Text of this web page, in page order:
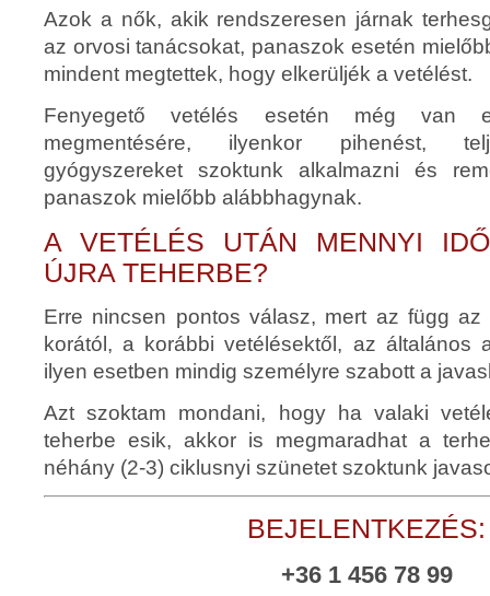
Azok a nők, akik rendszeresen járnak
az orvosi tanácsokat, panaszok esetén
mindent megtettek, hogy elkerüljék a vetélést.
Fenyegető vetélés esetén még van
megmentésére, ilyenkor pihenést,
gyógyszereket szoktunk alkalmazni és
panaszok mielőbb alábbhagynak.
A VETÉLÉS UTÁN MENNYI
ÚJRA TEHERBE?
Erre nincsen pontos válasz, mert az függ az
korától, a korábbi vetélésektől, az általános
ilyen esetben mindig személyre szabott a
Azt szoktam mondani, hogy ha valaki
teherbe esik, akkor is megmaradhat a
néhány (2-3) ciklusnyi szünetet szoktunk
BEJELENTKEZÉS:
+36 1 456 78 99